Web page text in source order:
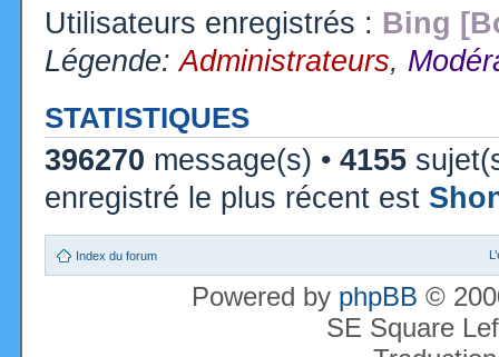
Utilisateurs enregistrés : Bing
Légende:Administrateurs,
STATISTIQUES
396270 message(s) • 4155
enregistré le plus récent est
Index du forum
Powered by phpBB ©
SE Square